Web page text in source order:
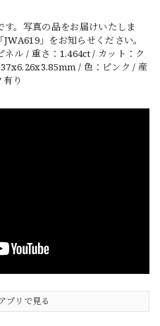
す。写真の品をお届けいたしま
」をお知らせください。
ネル / 重さ：1.464ct / カット：ク
/ 色：ピンク / 産
り
プリで見る